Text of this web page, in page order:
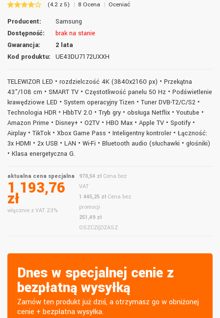
(4.2 z 5) 8 Ocena Oceniać
Producent:
Samsung
Dostępność:
brak na stanie
Gwarancja:
2 lata
Kod produktu:
UE43DU7172UXXH
TELEWIZOR LED • rozdzielczość 4K (3840x2160 px) • Przekątna
43"/108 cm • SMART TV • Częstotliwość panelu 50 Hz • Podświetlenie
krawędziowe LED • System operacyjny Tizen • Tuner DVB-T2/C/S2 •
Technologia HDR • HbbTV 2.0 • Tryb gry • obsługa Netflix • Youtube •
Amazon Prime • Disney+ • O2TV • HBO Max • Apple TV • Spotify •
Airplay • TikTok • Xbox Game Pass • Inteligentny kontroler • Łączność:
3x HDMI • 2x USB • LAN • Wi-Fi • Bluetooth audio (słuchawki • głośniki)
• Klasa energetyczna G.
aktualna cena specjalna
1 193,76
zł
włącznie z VAT 23%
970,54 złCena bez
VAT
1 445,25 złCena bez
promocji
251,49 zł
OSZCZĘDZASZ
Dnes w specjalnej cenie z
bezpłatną wysyłką
Zamów ten produkt już dziś, a otrzymasz go w obniżonej
cenie + bezpłatna wysyłka.